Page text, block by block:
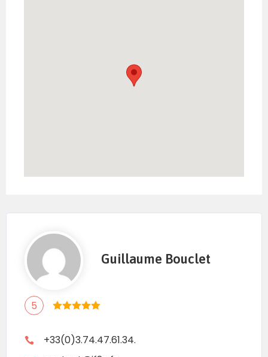
Guillaume Bouclet
5
+33(0)3.74.47.61.34.